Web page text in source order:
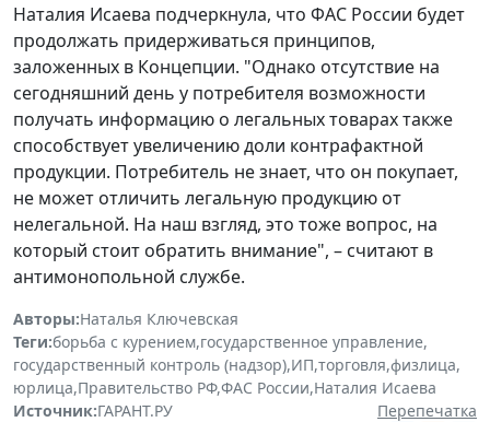
Наталия Исаева подчеркнула, что ФАС России будет
продолжать придерживаться принципов,
заложенных в Концепции. "Однако отсутствие на
сегодняшний день у потребителя возможности
получать информацию о легальных товарах также
способствует увеличению доли контрафактной
продукции. Потребитель не знает, что он покупает,
не может отличить легальную продукцию от
нелегальной. На наш взгляд, это тоже вопрос, на
который стоит обратить внимание", – считают в
антимонопольной службе.
Авторы:Наталья Ключевская
Теги:борьба с курением,государственное управление,
государственный контроль (надзор),ИП,торговля,физлица,
юрлица,Правительство РФ,ФАС России,Наталия Исаева
Источник:ГАРАНТ.РУ
Перепечатка